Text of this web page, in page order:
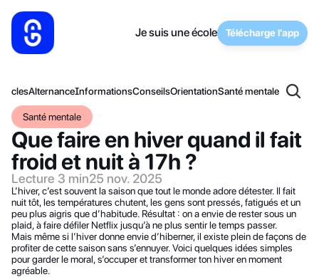
Je suis une école Télécharge l'app
AlternanceInformationsConseilsOrientationSanté mentale
Santé mentale
Que faire en hiver quand il fait
froid et nuit à 17h ?
Lecture 3 min25 nov. 2025
L’hiver, c’est souvent la saison que tout le monde adore détester. Il fait
nuit tôt, les températures chutent, les gens sont pressés, fatigués et un
peu plus aigris que d’habitude. Résultat : on a envie de rester sous un
plaid, à faire défiler Netflix jusqu’à ne plus sentir le temps passer.
Mais même si l’hiver donne envie d’hiberner, il existe plein de façons de
profiter de cette saison sans s’ennuyer. Voici quelques idées simples
pour garder le moral, s’occuper et transformer ton hiver en moment
agréable.